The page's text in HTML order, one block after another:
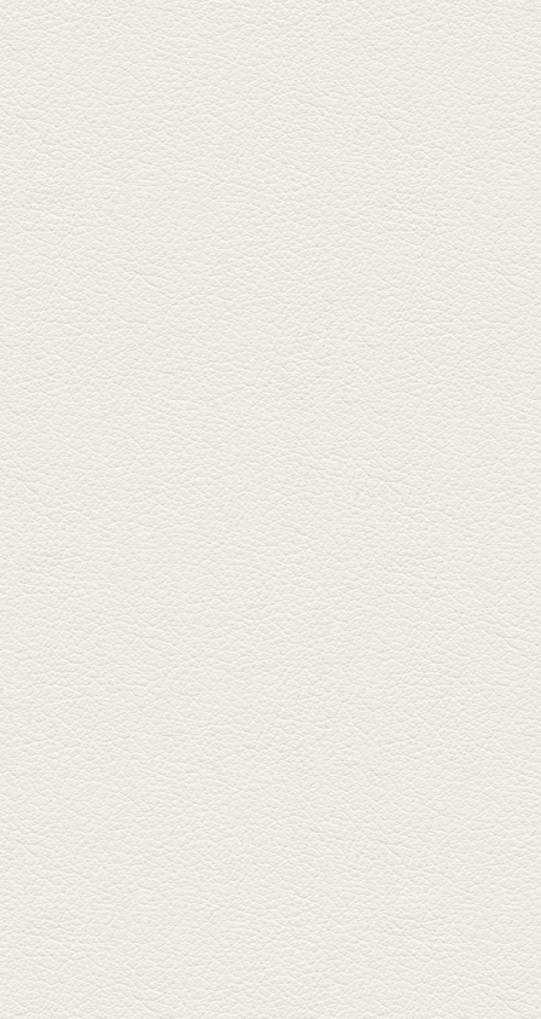
ヒレ焼き＆牛ひれ肉汁カ
レー
武蔵小路で人気の『ヒレ肉じゅ
んちゃん』へ。『銀ハイ』で乾
杯！ブ...
2025年9月26日放送
フォンダンエッグ＆二郎
系にんにくパスタ
北区麻生田の人気店『多酒多菜
満月』へ。『しろ』水割で乾
杯！出...
2025年9月5日放送
あくまのポテサラ＆変わ
り天ぷら盛り合わせ
武蔵小路の「たぬきと銀杏」で
自慢の「変わり天ぷら」を
「KAORU」...
2025年8月15日放送
お刺身盛り合わせ＆干物
盛りの七輪焼き
酒場通りの「食楽みかげ」は、
オーナーこだわりの魚料理が味
わえ...
2025年7月25日放送
朝ごはんプレート＆かん
ぱちのカマ(塩焼き)
並木坂では珍しい朝ごはんの店
「コルハコ」で昼飲みの刻。
「銀し...
2025年7月4日放送
生姜香る鮭とイクラの土
鍋ご飯 など
銀杏中通りにこの春オープンし
た「創作ダイニング真」へ。暑
い夏...
2025年6月13日放送
ﾊﾓの季節野菜あんかけ＆
どんぐりﾎﾟｰｸ西京焼き
西銀座通り、若き和の料理人の